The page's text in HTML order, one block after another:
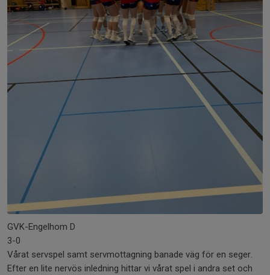
GVK-Engelhom D
3-0
Vårat servspel samt servmottagning banade väg för en seger.
Efter en lite nervös inledning hittar vi vårat spel i andra set och